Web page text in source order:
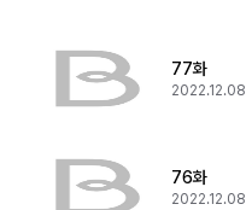
77화
2022.12.08
76화
2022.12.08